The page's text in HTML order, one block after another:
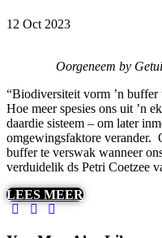
12 Oct 2023
Oorgeneem by
“Biodiversiteit vorm ’n
Hoe meer spesies ons uit ’n
daardie sisteem – om later
omgewingsfaktore verander.
buffer te verswak wanneer
verduidelik ds Petri Coetzee
LEES MEER